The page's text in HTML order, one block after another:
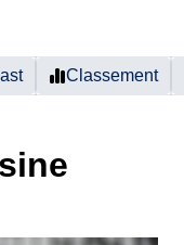
Classement